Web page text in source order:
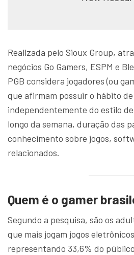
Realizada pelo Sioux Group,
negócios Go Gamers, ESPM e
PGB considera jogadores (ou
que afirmam possuir o hábito
independentemente do estilo
longo da semana, duração das
conhecimento sobre jogos,
relacionados.
Quem é o gamer
Segundo a pesquisa, são os
que mais jogam jogos
representando 33,6% do